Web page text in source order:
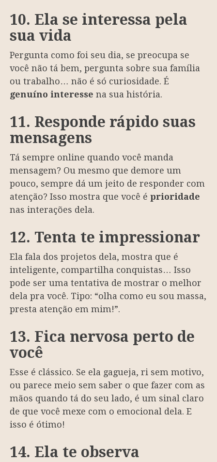
10. Ela se interessa pela
sua vida
Pergunta como foi seu dia, se preocupa se
você não tá bem, pergunta sobre sua família
ou trabalho… não é só curiosidade. É
genuíno interesse na sua história.
11. Responde rápido suas
mensagens
Tá sempre online quando você manda
mensagem? Ou mesmo que demore um
pouco, sempre dá um jeito de responder com
atenção? Isso mostra que você é prioridade
nas interações dela.
12. Tenta te impressionar
Ela fala dos projetos dela, mostra que é
inteligente, compartilha conquistas… Isso
pode ser uma tentativa de mostrar o melhor
dela pra você. Tipo: “olha como eu sou massa,
presta atenção em mim!”.
13. Fica nervosa perto de
você
Esse é clássico. Se ela gagueja, ri sem motivo,
ou parece meio sem saber o que fazer com as
mãos quando tá do seu lado, é um sinal claro
de que você mexe com o emocional dela. E
isso é ótimo!
14. Ela te observa